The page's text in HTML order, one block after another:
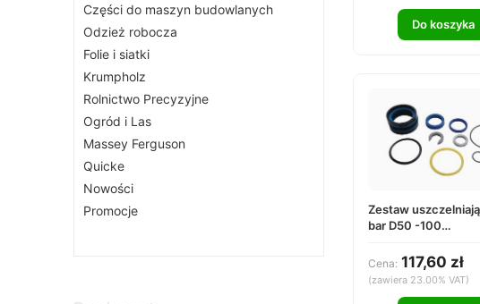
Części do maszyn budowlanych
Odzież robocza
Folie i siatki
Krumpholz
Rolnictwo Precyzyjne
Ogród i Las
Massey Ferguson
Quicke
Nowości
Promocje
Do koszyka
Zestaw
bar D50 -100
Cena: 117,60 zł
(zawiera 23.00% VAT)